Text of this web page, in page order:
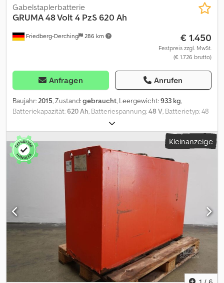
Friedberg-Derching 286 km
Gabelstaplerbatterie
GRUMA48 Volt 4 PzS 620 Ah
€ 1.450
Festpreis zzgl. MwSt.
(€ 1.726 brutto)
Anfragen Anrufen
Baujahr:2015, Zustand:gebraucht, Leergewicht:933 kg,
Batteriekapazität:620 Ah, Batteriespannung:48 V, Batterietyp: 48
Volt, 4 PzS, 620 Ah, Aquamatic und Elektrolyt-Umwälzsystem im
Batterieblock, DIN C Batterietrog, Batterieabmessungen: 1220 x
352 x 784 mm, Fahrzeugstecker: MRC 160A, Wirkungsgrad: 57 %,
gebrauchte 48-V-GRUMA-Antriebsbatterie im Stahl-Batterietrog
DIN C, befüllt und geladen, mit Elektrolyt-Umwälzsystem, inklusive
Kabel und Stecker MRC 160A. Dksdpfxjztgq Ho Aidor
Kleinanzeige